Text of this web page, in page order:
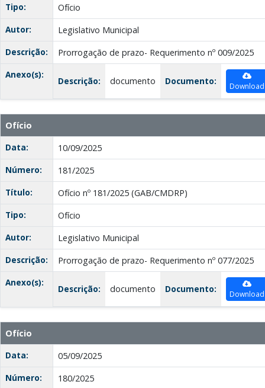
Tipo:
Ofício
Autor:
Legislativo Municipal
Descrição:
Prorrogação de prazo- Requerimento nº 009/2025
Anexo(s):
Descrição: documento Documento: Download
Ofício
Data:
10/09/2025
Número:
181/2025
Título:
Ofício nº 181/2025 (GAB/CMDRP)
Tipo:
Ofício
Autor:
Legislativo Municipal
Descrição:
Prorrogação de prazo- Requerimento nº 077/2025
Anexo(s):
Descrição: documento Documento: Download
Ofício
Data:
05/09/2025
Número:
180/2025